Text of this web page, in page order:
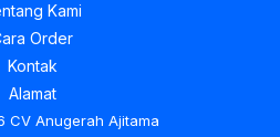
Kami
Order
Kontak
Alamat
Anugerah Ajitama